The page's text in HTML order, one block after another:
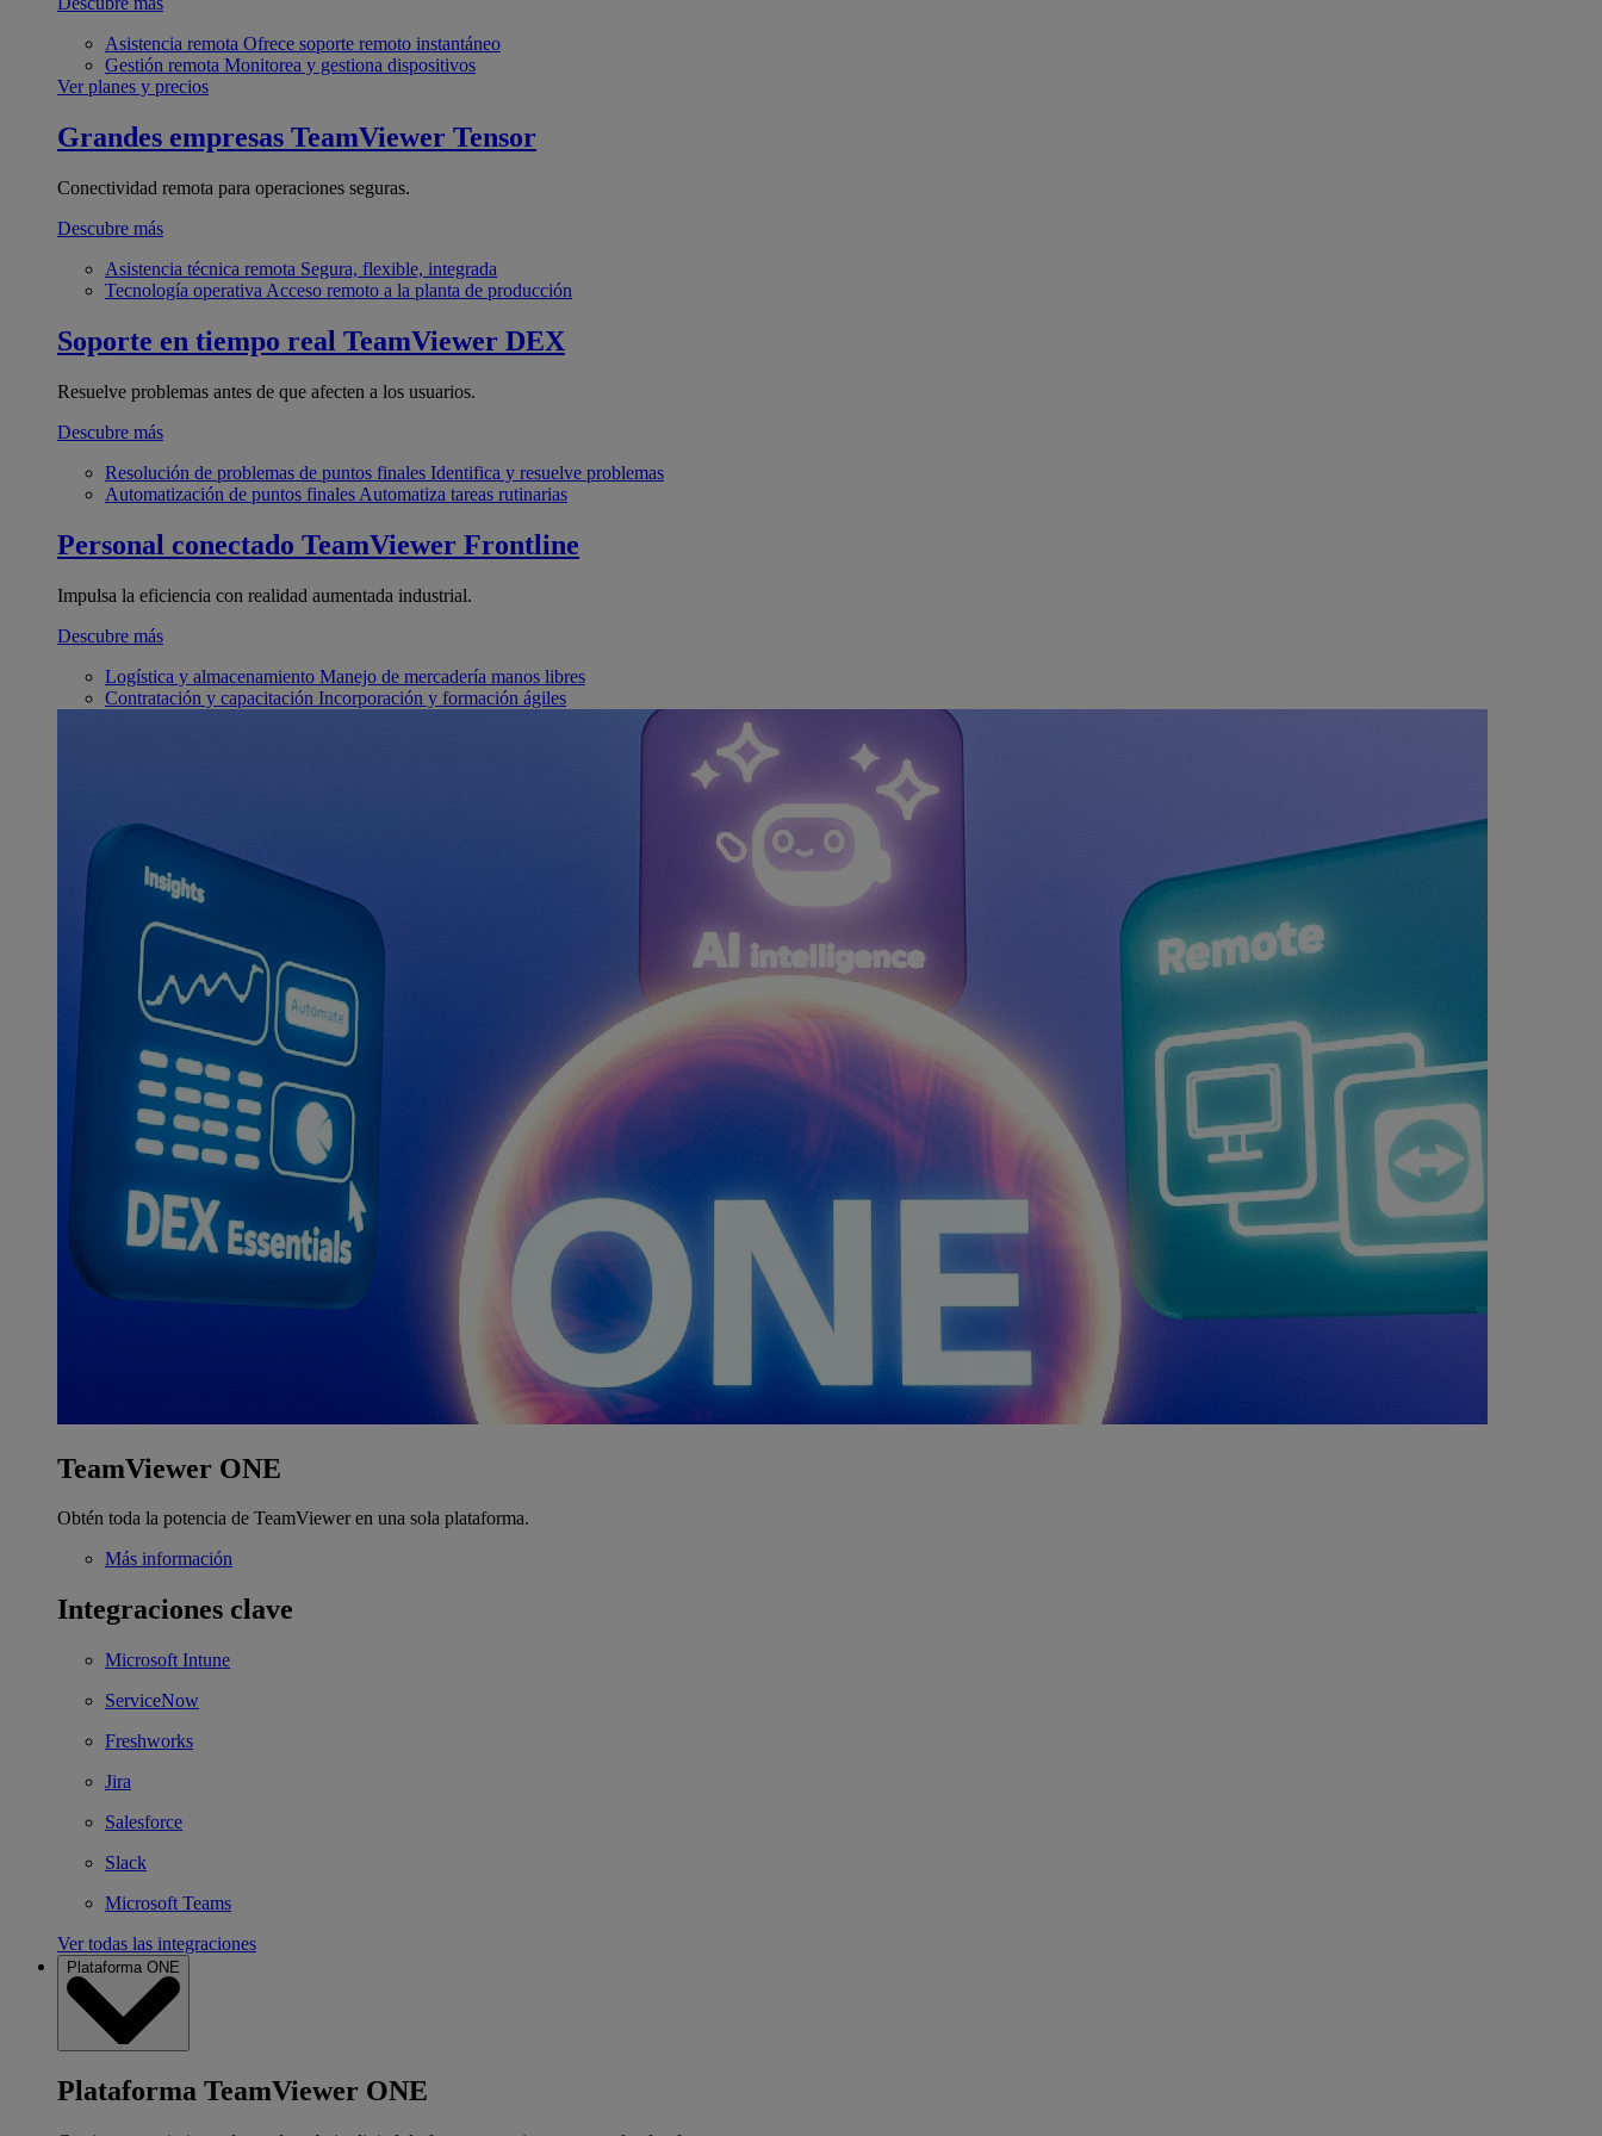
Asistencia remota Ofrece soporte remoto instantáneo
Gestión remota Monitorea y gestiona dispositivos
Ver planes y precios
Grandes empresas TeamViewer Tensor
Conectividad remota para operaciones seguras.
Descubre más
Asistencia técnica remota Segura, flexible, integrada
Tecnología operativa Acceso remoto a la planta de producción
Soporte en tiempo real TeamViewer DEX
Resuelve problemas antes de que afecten a los usuarios.
Descubre más
Resolución de problemas de puntos finales Identifica y resuelve problemas
Automatización de puntos finales Automatiza tareas rutinarias
Personal conectado TeamViewer Frontline
Impulsa la eficiencia con realidad aumentada industrial.
Descubre más
Logística y almacenamiento Manejo de mercadería manos libres
Contratación y capacitación Incorporación y formación ágiles
TeamViewer ONE
Obtén toda la potencia de TeamViewer en una sola plataforma.
Más información
Integraciones clave
Microsoft Intune
ServiceNow
Freshworks
Jira
Salesforce
Slack
Microsoft Teams
Ver todas las integraciones
Plataforma ONE
Plataforma TeamViewer ONE